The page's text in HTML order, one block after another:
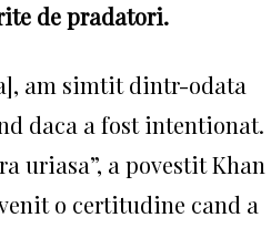
de pradatori.
am simtit dintr-odata
daca a fost intentionat.
uriasa”, a povestit
o certitudine cand a